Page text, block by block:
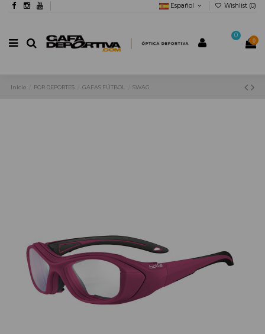
Español Wishlist (0)
0
0
Inicio POR DEPORTES GAFAS FÚTBOL SWAG